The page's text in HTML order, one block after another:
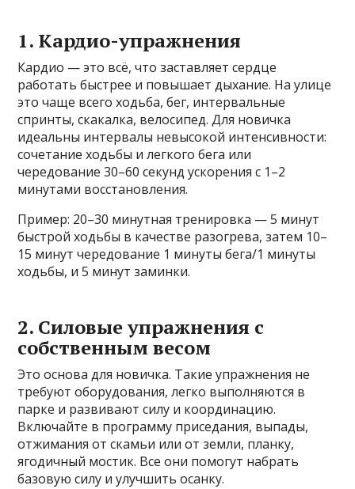
1. Кардио-упражнения
Кардио — это всё, что заставляет сердце
работать быстрее и повышает дыхание. На улице
это чаще всего ходьба, бег, интервальные
спринты, скакалка, велосипед. Для новичка
идеальны интервалы невысокой интенсивности:
сочетание ходьбы и легкого бега или
чередование 30–60 секунд ускорения с 1–2
минутами восстановления.
Пример: 20–30 минутная тренировка — 5 минут
быстрой ходьбы в качестве разогрева, затем 10–
15 минут чередование 1 минуты бега/1 минуты
ходьбы, и 5 минут заминки.
2. Силовые упражнения с
собственным весом
Это основа для новичка. Такие упражнения не
требуют оборудования, легко выполняются в
парке и развивают силу и координацию.
Включайте в программу приседания, выпады,
отжимания от скамьи или от земли, планку,
ягодичный мостик. Все они помогут набрать
базовую силу и улучшить осанку.